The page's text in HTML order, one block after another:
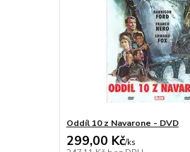
Oddíl 10 z Navarone - DVD
299,00 Kč/ks